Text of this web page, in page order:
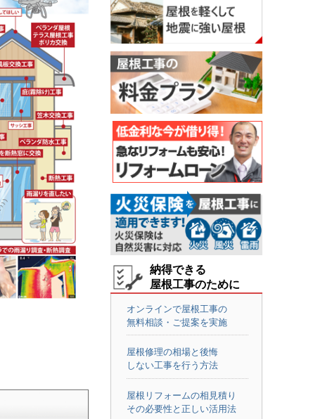
納得できる
屋根工事のために
オンラインで屋根工事の
無料相談・ご提案を実施
屋根修理の相場と後悔
しない工事を行う方法
屋根リフォームの相見積り
その必要性と正しい活用法